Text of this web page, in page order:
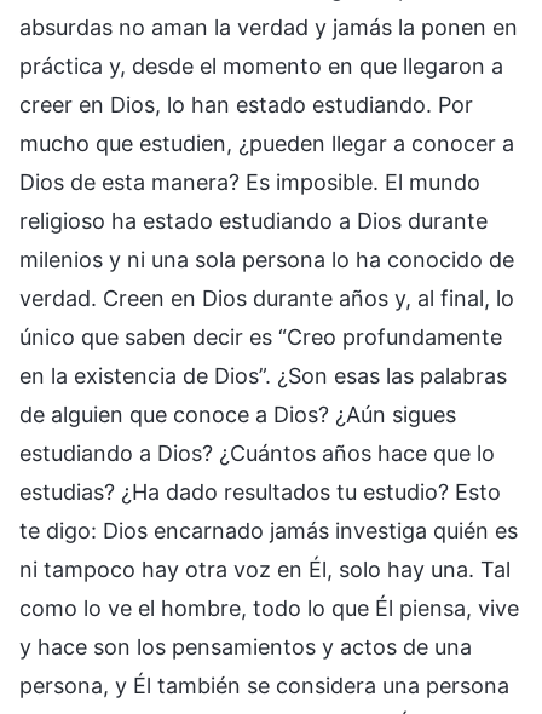
absurdas no aman la verdad y jamás la ponen en
práctica y, desde el momento en que llegaron a
creer en Dios, lo han estado estudiando. Por
mucho que estudien, ¿pueden llegar a conocer a
Dios de esta manera? Es imposible. El mundo
religioso ha estado estudiando a Dios durante
milenios y ni una sola persona lo ha conocido de
verdad. Creen en Dios durante años y, al final, lo
único que saben decir es “Creo profundamente
en la existencia de Dios”. ¿Son esas las palabras
de alguien que conoce a Dios? ¿Aún sigues
estudiando a Dios? ¿Cuántos años hace que lo
estudias? ¿Ha dado resultados tu estudio? Esto
te digo: Dios encarnado jamás investiga quién es
ni tampoco hay otra voz en Él, solo hay una. Tal
como lo ve el hombre, todo lo que Él piensa, vive
y hace son los pensamientos y actos de una
persona, y Él también se considera una persona